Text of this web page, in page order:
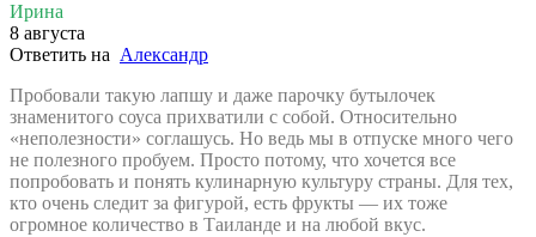
Ирина
8 августа
Ответить на Александр
Пробовали такую лапшу и даже парочку бутылочек
знаменитого соуса прихватили с собой. Относительно
«неполезности» соглашусь. Но ведь мы в отпуске много чего
не полезного пробуем. Просто потому, что хочется все
попробовать и понять кулинарную культуру страны. Для тех,
кто очень следит за фигурой, есть фрукты — их тоже
огромное количество в Таиланде и на любой вкус.